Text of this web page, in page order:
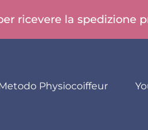
ricevere la spedizione
Physiocoiffeur